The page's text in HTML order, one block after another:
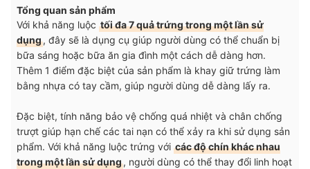
Tổng quan sản phẩm
Với khả năng luộc tối đa 7 quả trứng trong một lần sử
dụng, đây sẽ là dụng cụ giúp người dùng có thể chuẩn bị
bữa sáng hoặc bữa ăn gia đình một cách dễ dàng hơn.
Thêm 1 điểm đặc biệt của sản phẩm là khay giữ trứng làm
bằng nhựa có tay cầm, giúp người dùng dễ dàng lấy ra.
Đặc biệt, tính năng bảo vệ chống quá nhiệt và chân chống
trượt giúp hạn chế các tai nạn có thể xảy ra khi sử dụng sản
phẩm. Với khả năng luộc trứng với các độ chín khác nhau
trong một lần sử dụng, người dùng có thể thay đổi linh hoạt